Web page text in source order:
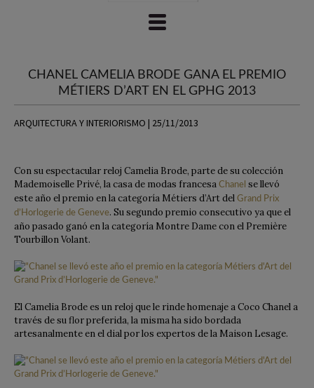
CHANEL CAMELIA BRODE GANA EL PREMIO
MÉTIERS D’ART EN EL GPHG 2013
ARQUITECTURA Y INTERIORISMO | 25/11/2013
Con su espectacular reloj Camelia Brode, parte de su colección
Mademoiselle Privé, la casa de modas francesa Chanel se llevó
este año el premio en la categoría Métiers d’Art del Grand Prix
d’Horlogerie de Geneve. Su segundo premio consecutivo ya que el
año pasado ganó en la categoría Montre Dame con el Première
Tourbillon Volant.
El Camelia Brode es un reloj que le rinde homenaje a Coco Chanel a
través de su flor preferida, la misma ha sido bordada
artesanalmente en el dial por los expertos de la Maison Lesage.